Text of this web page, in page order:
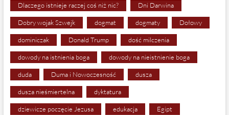
Dlaczego istnieje raczej coś niż nic? Dni Darwina
Dobry wojak Szwejk dogmat dogmaty Dołowy
dominiczak Donald Trump dość milczenia
dowody na istnienia boga dowody na nieistnienie boga
duda Duma i Nowoczesność dusza
dusza nieśmiertelna dyktatura
dziewicze poczęcie Jezusa edukacja Egipt